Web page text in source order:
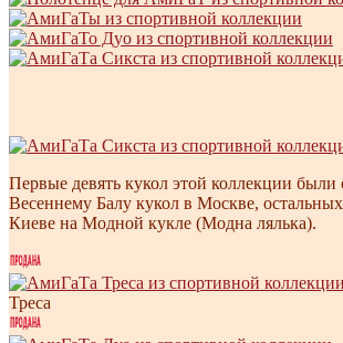
Первые девять кукол этой коллекции были
Весеннему Балу кукол в Москве,
Киеве на Модной кукле (Модна лялька).
Треса